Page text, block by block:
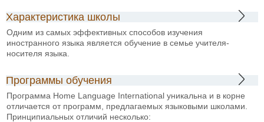
Характеристика школы
Одним из самых эффективных способов изучения
иностранного языка является обучение в семье учителя-
носителя языка.
Программы обучения
Программа Home Language International уникальна и в корне
отличается от программ, предлагаемых языковыми школами.
Принципиальных отличий несколько: